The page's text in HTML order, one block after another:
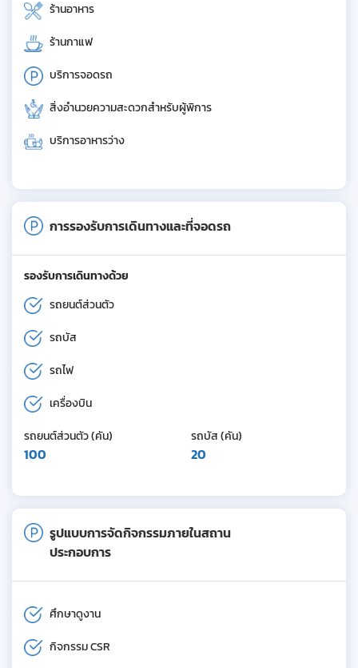
ร้านอาหาร
ร้านกาแฟ
บริการจอดรถ
สิ่งอำนวยความสะดวกสำหรับผู้พิการ
บริการอาหารว่าง
การรองรับการเดินทางและที่จอดรถ
รองรับการเดินทางด้วย
รถยนต์ส่วนตัว
รถบัส
รถไฟ
เครื่องบิน
รถยนต์ส่วนตัว (คัน)
100
รถบัส (คัน)
20
รูปแบบการจัดกิจกรรมภายในสถาน
ประกอบการ
ศึกษาดูงาน
กิจกรรม CSR